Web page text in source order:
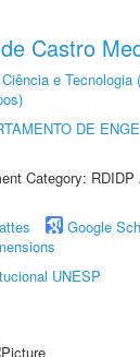
Castro
e Tecnologia
DE
Category: RDIDP
Google
UNESP